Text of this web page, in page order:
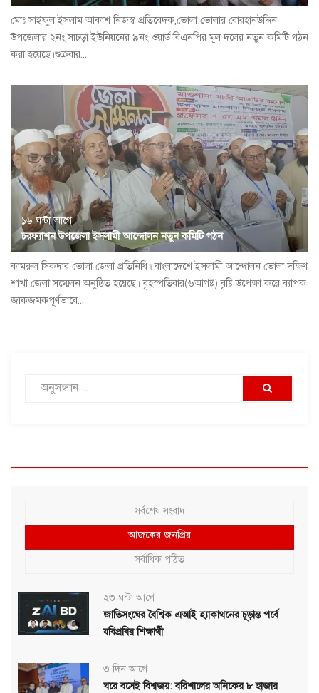
মোঃ সাইফুল ইসলাম আকাশ নিজস্ব প্রতিবেদক,ভোলা:ভোলার বোরহানউদ্দিন
উপজেলার ২নং সাচড়া ইউনিয়নের ৯নং ওয়ার্ড বিএনপির মূল দলের নতুন কমিটি গঠন
করা হয়েছে।শুক্রবার...
১৬ ঘন্টা আগে
চরফ্যাশন উপজেলা ইসলামী আন্দোলন নতুন কমিটি গঠন
কামরুল সিকদার ভোলা জেলা প্রতিনিধি॥ বাংলাদেশে ইসলামী আন্দোলন ভোলা দক্ষিণ
শাখা জেলা সম্মেলন অনুষ্ঠিত হয়েছে। বৃহস্পতিবার(৬আগষ্ট) বৃষ্টি উপেক্ষা করে ব্যাপক
জাকজমকপূর্ণভাবে...
সর্বশেষ সংবাদ
আজকের জনপ্রিয়
সর্বাধিক পঠিত
২৩ ঘন্টা আগে
জাতিসংঘের বৈশ্বিক এআই হ্যাকাথনের চূড়ান্ত পর্বে
যবিপ্রবির শিক্ষার্থী
৩ দিন আগে
ঘরে বসেই বিশ্বজয়: বরিশালের অনিকের ৮ হাজার